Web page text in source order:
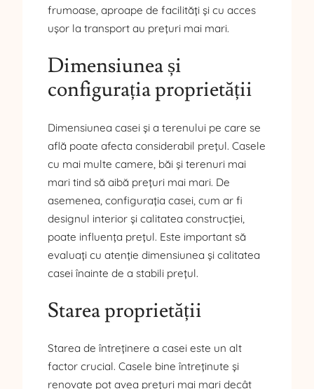
frumoase, aproape de facilități și cu acces
ușor la transport au prețuri mai mari.
Dimensiunea și
configurația proprietății
Dimensiunea casei și a terenului pe care se
află poate afecta considerabil prețul. Casele
cu mai multe camere, băi și terenuri mai
mari tind să aibă prețuri mai mari. De
asemenea, configurația casei, cum ar fi
designul interior și calitatea construcției,
poate influența prețul. Este important să
evaluați cu atenție dimensiunea și calitatea
casei înainte de a stabili prețul.
Starea proprietății
Starea de întreținere a casei este un alt
factor crucial. Casele bine întreținute și
renovate pot avea prețuri mai mari decât